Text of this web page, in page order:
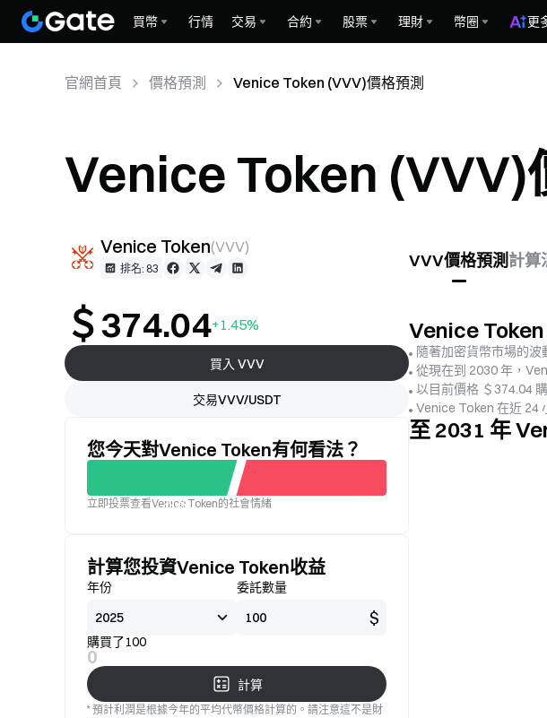
買幣 行情 交易 合約 股票 理財 幣圈 更
官網首頁 價格預測 Venice Token (VVV)價格預測
Venice Token (VVV)
Venice Token(VVV)
排名: 83 VVV價格預測計算
＄374.04+1.45%
買入 VVV
交易VVV/USDT
您今天對Venice Token有何看法？
標準
不滿
立即投票查看Venice Token的社會情緒
計算您投資Venice Token收益
年份 委託數量
$
購買了100
0
計算
* 預計利潤是根據今年的平均代幣價格計算的。請注意這不是財
Venice
隨著加密貨幣市場的波
從現在到 2030 年，
以目前價格 ＄374.04
Venice Token 在近 24
至 2031 年